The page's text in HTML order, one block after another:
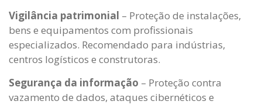
Vigilância patrimonial – Proteção de instalações,
bens e equipamentos com profissionais
especializados. Recomendado para indústrias,
centros logísticos e construtoras.
Segurança da informação – Proteção contra
vazamento de dados, ataques cibernéticos e